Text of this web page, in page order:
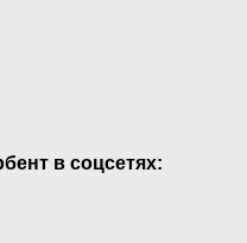
в соцсетях: